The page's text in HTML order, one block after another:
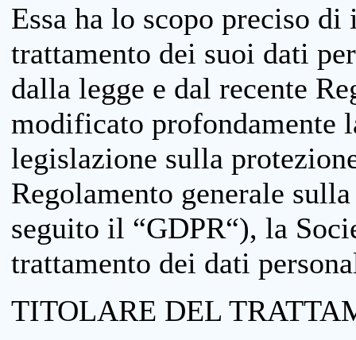
Essa ha lo scopo preciso
trattamento dei suoi dati
dalla legge e dal recente
modificato profondamente
legislazione sulla
Regolamento generale
seguito il “GDPR“), la
trattamento dei dati
TITOLARE DEL